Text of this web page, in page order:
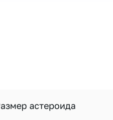
астероида